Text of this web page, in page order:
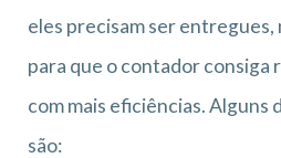
eles precisam ser entregues,
para que o contador consiga
com mais eficiências. Alguns
são: